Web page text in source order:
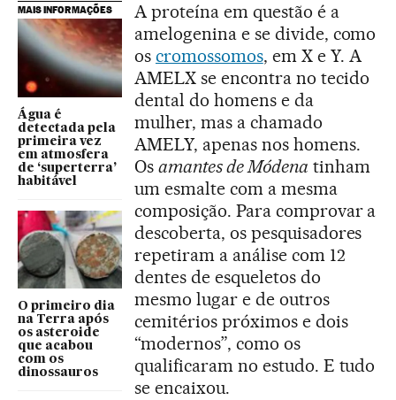
MAIS INFORMAÇÕES
Água é
detectada pela
primeira vez
em atmosfera
de ‘superterra’
habitável
O primeiro dia
na Terra após
os asteroide
que acabou
com os
dinossauros
A proteína em questão é a
amelogenina e se divide, como
os cromossomos, em X e Y. A
AMELX se encontra no tecido
dental do homens e da
mulher, mas a chamado
AMELY, apenas nos homens.
Os amantes de Módena tinham
um esmalte com a mesma
composição. Para comprovar a
descoberta, os pesquisadores
repetiram a análise com 12
dentes de esqueletos do
mesmo lugar e de outros
cemitérios próximos e dois
“modernos”, como os
qualificaram no estudo. E tudo
se encaixou.